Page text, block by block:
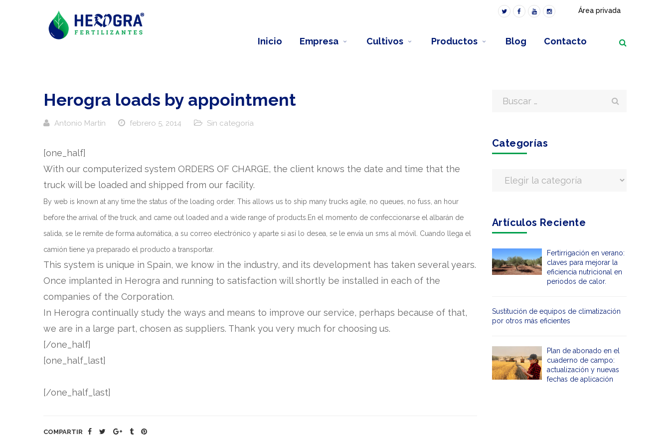
Área privada
Inicio Empresa Cultivos Productos Blog Contacto
Herogra loads by appointment
Antonio Martín febrero 5, 2014 Sin categoría
[one_half]
With our computerized system ORDERS OF CHARGE, the client knows the date and time that the
truck will be loaded and shipped from our facility.
By web is known at any time the status of the loading order. This allows us to ship many trucks agile, no queues, no fuss, an hour
before the arrival of the truck, and came out loaded and a wide range of products.En el momento de confeccionarse el albarán de
salida, se le remite de forma automática, a su correo electrónico y aparte si así lo desea, se le envía un sms al móvil. Cuando llega el
camión tiene ya preparado el producto a transportar.
This system is unique in Spain, we know in the industry, and its development has taken several years.
Once implanted in Herogra and running to satisfaction will shortly be installed in each of the
companies of the Corporation.
In Herogra continually study the ways and means to improve our service, perhaps because of that,
we are in a large part, chosen as suppliers. Thank you very much for choosing us.
[/one_half]
[one_half_last]
[/one_half_last]
COMPARTIR
Categorías
Artículos Reciente
Fertirrigación en verano:
claves para mejorar la
eficiencia nutricional en
periodos de calor.
Sustitución de equipos de climatización
por otros más eficientes
Plan de abonado en el
cuaderno de campo:
actualización y nuevas
fechas de aplicación